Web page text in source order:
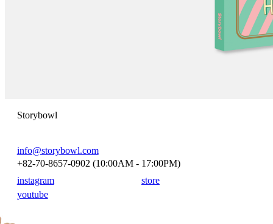
Storybowl
info@storybowl.com
+82-70-8657-0902 (10:00AM - 17:00PM)
instagram
store
youtube